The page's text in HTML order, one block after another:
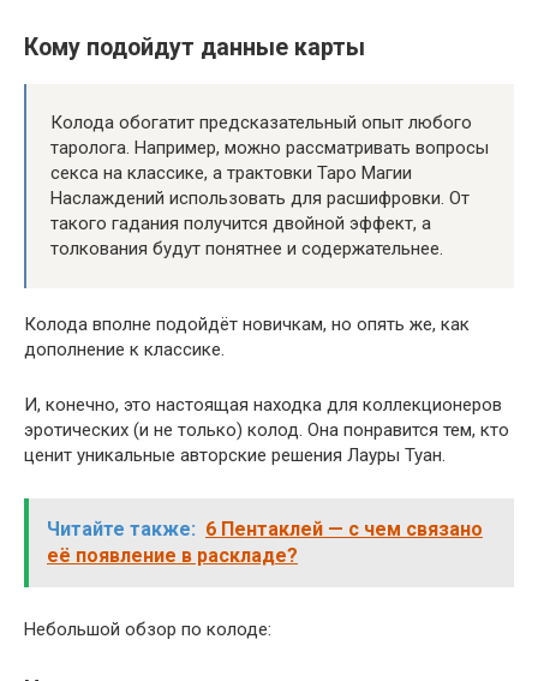
Кому подойдут данные карты
Колода обогатит предсказательный опыт любого
таролога. Например, можно рассматривать вопросы
секса на классике, а трактовки Таро Магии
Наслаждений использовать для расшифровки. От
такого гадания получится двойной эффект, а
толкования будут понятнее и содержательнее.
Колода вполне подойдёт новичкам, но опять же, как
дополнение к классике.
И, конечно, это настоящая находка для коллекционеров
эротических (и не только) колод. Она понравится тем, кто
ценит уникальные авторские решения Лауры Туан.
Читайте также: 6 Пентаклей — с чем связано
её появление в раскладе?
Небольшой обзор по колоде: